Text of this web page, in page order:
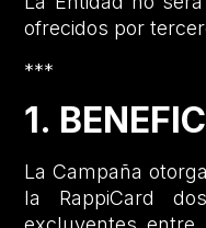
ofrecidos por
***
1.
La Campaña
la RappiCard